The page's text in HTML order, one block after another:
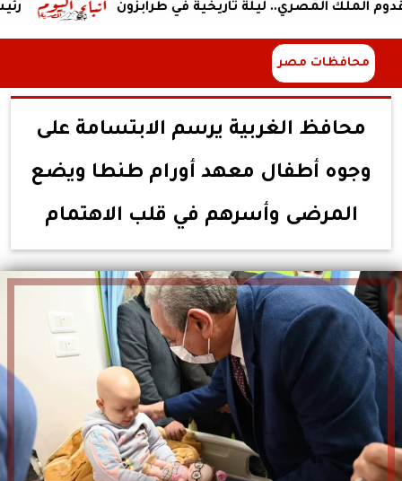
رئيس المصري.. ليلة تاريخية في طرابزون
محافظات مصر
محافظ الغربية يرسم الابتسامة على
وجوه أطفال معهد أورام طنطا ويضع
المرضى وأسرهم في قلب الاهتمام